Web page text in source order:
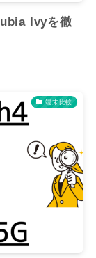
Ivyを徹
端末比較